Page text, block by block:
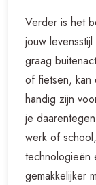
Verder is het
jouw
graag
of fietsen, kan
handig zijn
je
werk of
technologieën
gemakkelijker